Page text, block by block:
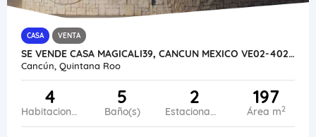
CASA VENTA
SE VENDE CASA MAGICALI39, CANCUN MEXICO VE02-402MEX-CO
Cancún, Quintana Roo
4
Habitaciones
5
Baño(s)
2
Estacionamiento
197
Área m2